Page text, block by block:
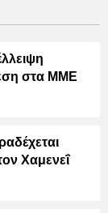
στα ΜΜΕ
Χαμενεΐ